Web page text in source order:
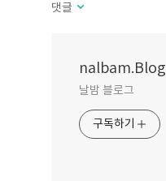
댓글
nalbam.Blog
날밤 블로그
구독하기